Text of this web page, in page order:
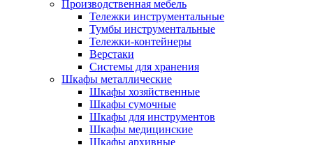
Производственная мебель
Тележки инструментальные
Тумбы инструментальные
Тележки-контейнеры
Верстаки
Системы для хранения
Шкафы металлические
Шкафы хозяйственные
Шкафы сумочные
Шкафы для инструментов
Шкафы медицинские
Шкафы архивные